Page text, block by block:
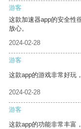
游客
这款加速器app的安全性
放心。
2024-02-28
游客
这款app的游戏非常好玩
2024-02-28
游客
这款app的功能非常丰富